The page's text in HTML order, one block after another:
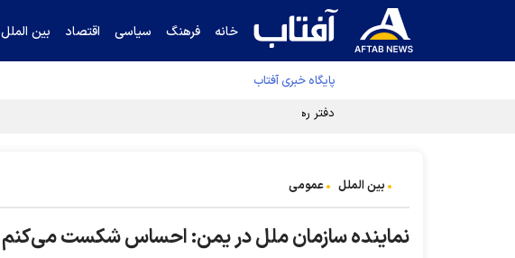
خانه فرهنگ سیاسی اقتصاد بین الملل
پایگاه خبری آفتاب
دفتر رهبر انقلاب ادعای خرازی درباره پزشکیان را تکذیب کرد
بین الملل عمومی
نماینده سازمان ملل در یمن: احساس شکست می‌کنم